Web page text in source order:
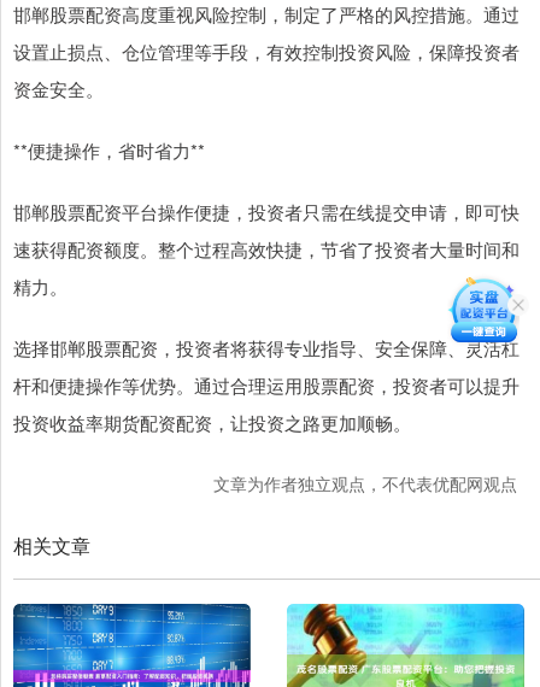
邯郸股票配资高度重视风险控制，制定了严格的风控措施。通过
设置止损点、仓位管理等手段，有效控制投资风险，保障投资者
资金安全。
**便捷操作，省时省力**
邯郸股票配资平台操作便捷，投资者只需在线提交申请，即可快
速获得配资额度。整个过程高效快捷，节省了投资者大量时间和
精力。
选择邯郸股票配资，投资者将获得专业指导、安全保障、灵活杠
杆和便捷操作等优势。通过合理运用股票配资，投资者可以提升
投资收益率期货配资配资，让投资之路更加顺畅。
文章为作者独立观点，不代表优配网观点
相关文章